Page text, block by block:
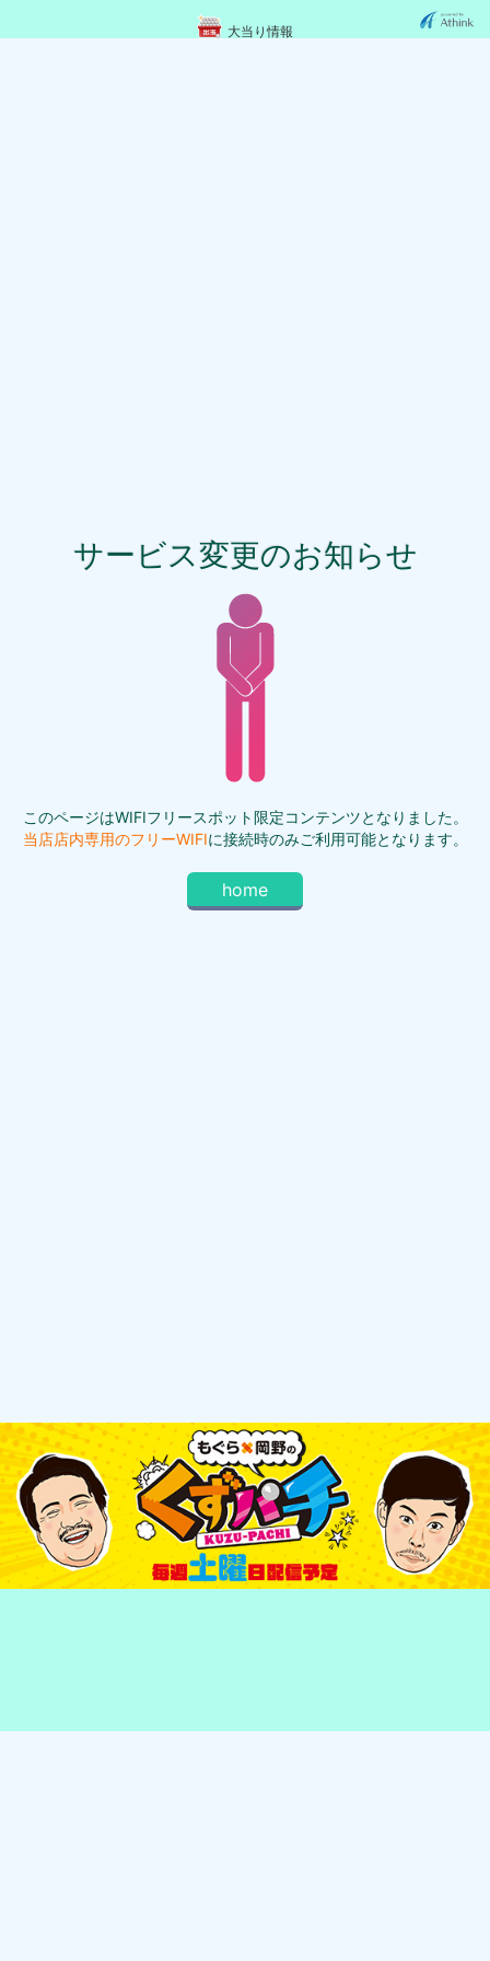
大当り情報
サービス変更のお知らせ
このページはWIFIフリースポット限定コンテンツとなりました。
当店店内専用のフリーWIFIに接続時のみご利用可能となります。
home